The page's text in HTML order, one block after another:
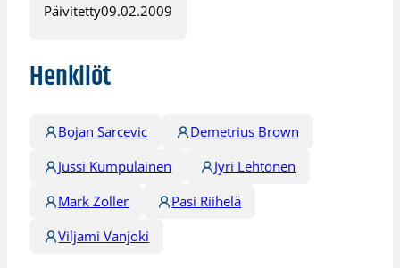
Päivitetty09.02.2009
Henkilöt
Bojan Sarcevic
Demetrius Brown
Jussi Kumpulainen
Jyri Lehtonen
Mark Zoller
Pasi Riihelä
Viljami Vanjoki